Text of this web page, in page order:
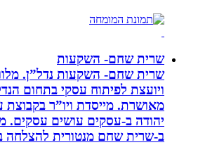
שרית שחם- השקעות
שרית שחם- השקעות נדל”ן. מלווה
ויועצת לפיתוח עסקי בתחום
מאושרת. ‏מייסדת ויו”ר בקבוצת
יהודה‏ ב-‏עסקים עושים עסקים‏.
ב-‏שרית שחם מנטורית להצלחה